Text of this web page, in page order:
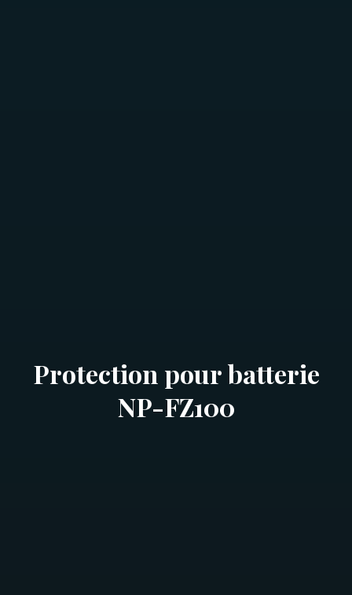
Protection pour batterie
NP-FZ100